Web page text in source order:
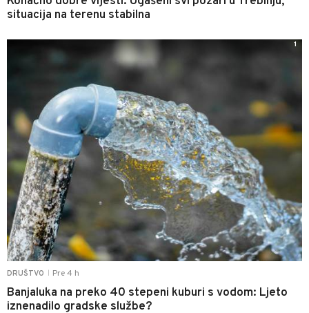
situacija na terenu stabilna
DRUŠTVO Pre 4 h
Banjaluka na preko 40 stepeni kuburi s vodom: Ljeto
iznenadilo gradske službe?
1